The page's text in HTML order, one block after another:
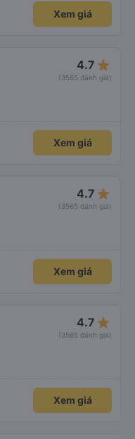
Xem giá
4.7 star_rate
(3565 đánh giá)
Xem giá
4.7 star_rate
(3565 đánh giá)
Xem giá
4.7 star_rate
(3565 đánh giá)
Xem giá